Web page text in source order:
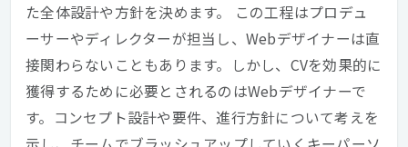
た全体設計や方針を決めます。 この工程はプロデュ
ーサーやディレクターが担当し、Webデザイナーは直
接関わらないこともあります。しかし、CVを効果的に
獲得するために必要とされるのはWebデザイナーで
す。コンセプト設計や要件、進行方針について考えを